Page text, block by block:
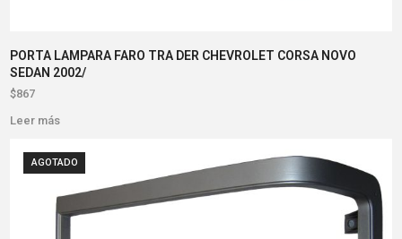
PORTA LAMPARA FARO TRA DER CHEVROLET CORSA NOVO
SEDAN 2002/
$867
Leer más
AGOTADO